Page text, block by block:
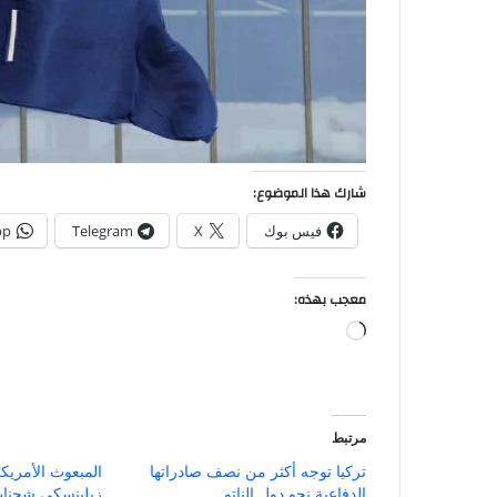
شارك هذا الموضوع:
فيس بوك X
Telegram
معجب بهذه:
جاري
مرتبط
تركيا توجه أكثر من نصف صادراتها
المبعوث